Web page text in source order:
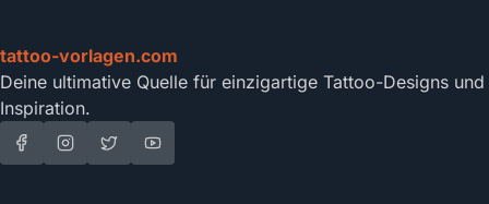
tattoo-vorlagen.com
Deine ultimative Quelle für einzigartige Tattoo-Designs und
Inspiration.